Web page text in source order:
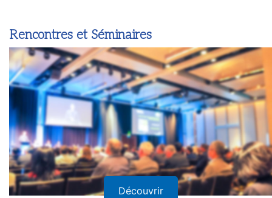
Rencontres et Séminaires
Découvrir